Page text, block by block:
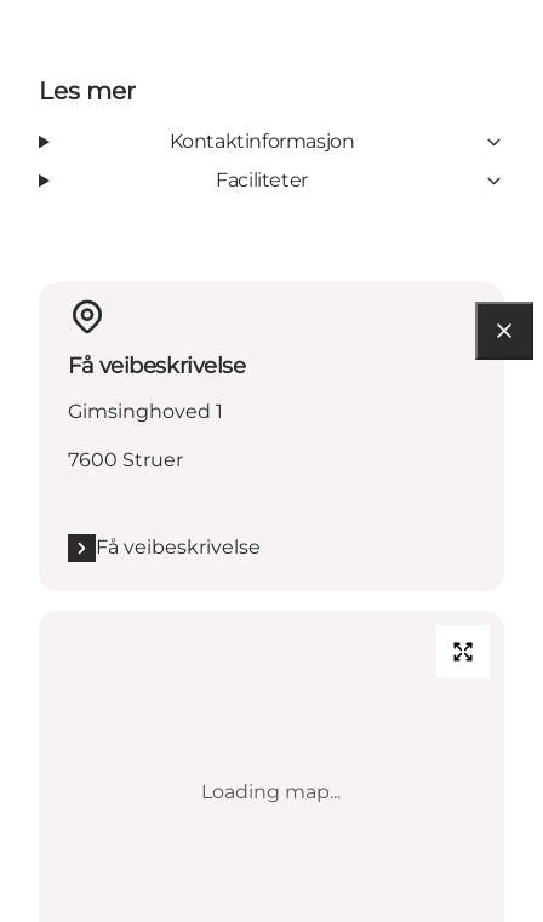
Les mer
Kontaktinformasjon
Faciliteter
Få veibeskrivelse
Gimsinghoved 1
7600 Struer
Få veibeskrivelse
Loading map...